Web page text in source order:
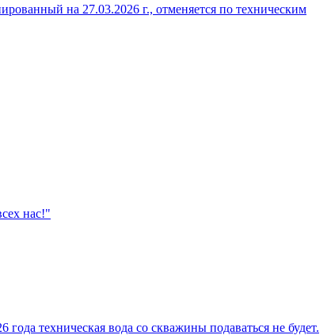
на 27.03.2026 г., отменяется по техническим
нас!"
техническая вода со скважины подаваться не будет.